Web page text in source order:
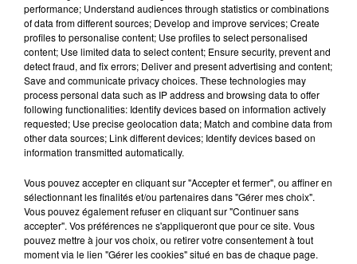
Les Sunset Live des Terrasses 2026
La programmation des Sunset Live des Terrasses est là
performance; Understand audiences through statistics or combinations
of data from different sources; Develop and improve services; Create
profiles to personalise content; Use profiles to select personalised
content; Use limited data to select content; Ensure security, prevent and
detect fraud, and fix errors; Deliver and present advertising and content;
Save and communicate privacy choices. These technologies may
process personal data such as IP address and browsing data to offer
following functionalities: Identify devices based on information actively
requested; Use precise geolocation data; Match and combine data from
other data sources; Link different devices; Identify devices based on
information transmitted automatically.
Vous pouvez accepter en cliquant sur "Accepter et fermer", ou affiner en
sélectionnant les finalités et/ou partenaires dans "Gérer mes choix".
Vous pouvez également refuser en cliquant sur "Continuer sans
accepter". Vos préférences ne s'appliqueront que pour ce site. Vous
pouvez mettre à jour vos choix, ou retirer votre consentement à tout
moment via le lien "Gérer les cookies" situé en bas de chaque page.